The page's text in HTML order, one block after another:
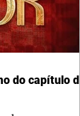
do capítulo de